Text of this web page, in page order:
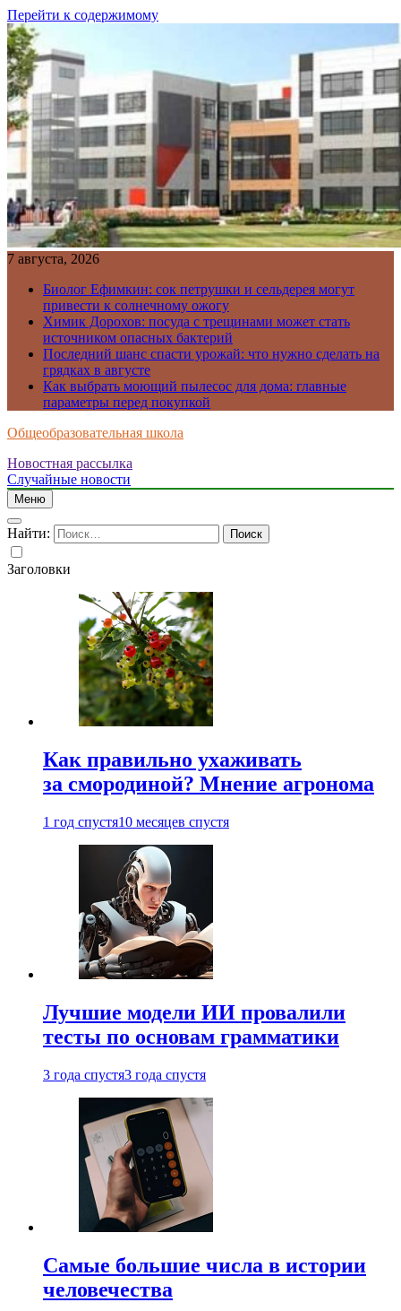
Перейти к содержимому
7 августа, 2026
Биолог Ефимкин: сок петрушки и сельдерея могут
привести к солнечному ожогу
Химик Дорохов: посуда с трещинами может стать
источником опасных бактерий
Последний шанс спасти урожай: что нужно сделать на
грядках в августе
Как выбрать моющий пылесос для дома: главные
параметры перед покупкой
Общеобразовательная школа
Новостная рассылка
Случайные новости
Меню
Найти:
Заголовки
Как правильно ухаживать
за смородиной? Мнение агронома
1 год спустя10 месяцев спустя
Лучшие модели ИИ провалили
тесты по основам грамматики
3 года спустя3 года спустя
Самые большие числа в истории
человечества